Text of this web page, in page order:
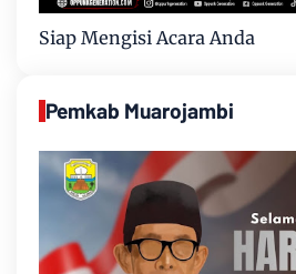
Siap Mengisi Acara Anda
Pemkab Muarojambi